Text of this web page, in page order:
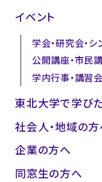
イベント
学会・研究会・
公開講座・市民
学内行事・講習
東北大学で学び
社会人・地域の方
企業の方へ
同窓生の方へ